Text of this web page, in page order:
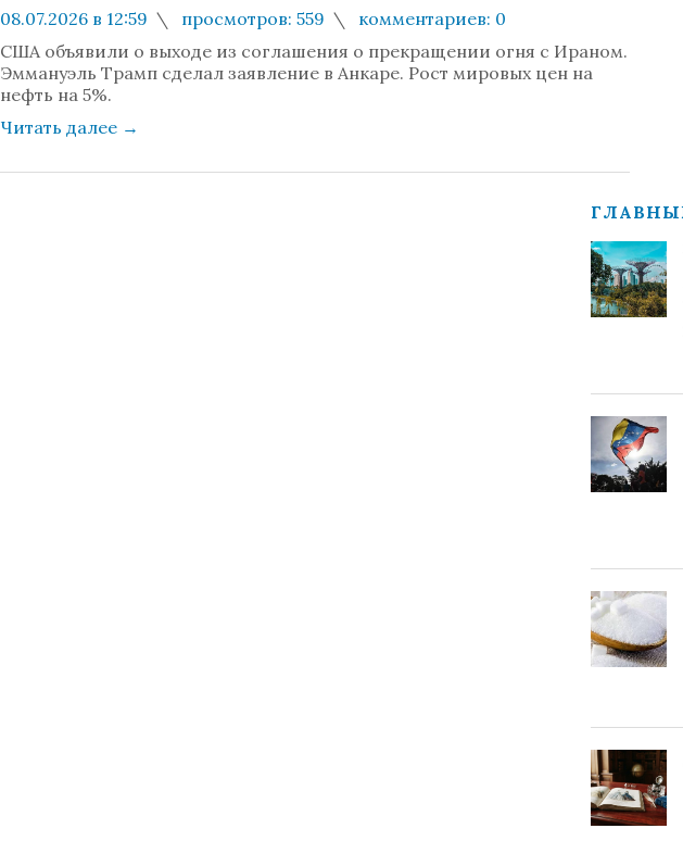
08.07.2026 в 12:59 просмотров: 559
комментариев: 0
США объявили о выходе из соглашения о прекращении огня с Ираном.
Эммануэль Трамп сделал заявление в Анкаре. Рост мировых цен на
нефть на 5%.
Читать далее →